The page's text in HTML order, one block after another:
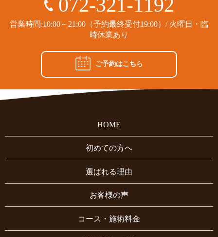
072-321-1192
営業時間:10:00～21:00（予約最終受付19:00）/ 火曜日・臨
時休業あり
ご予約はこちら
HOME
初めての方へ
選ばれる理由
お客様の声
コース・施術料金